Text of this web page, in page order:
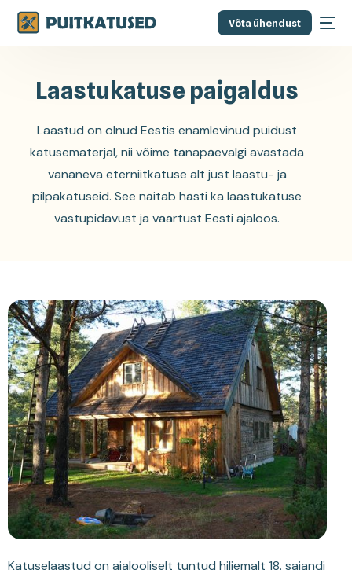
Võta ühendust
Laastukatuse paigaldus
Laastud on olnud Eestis enamlevinud puidust
katusematerjal, nii võime tänapäevalgi avastada
vananeva eterniitkatuse alt just laastu- ja
pilpakatuseid.See näitab hästi ka laastukatuse
vastupidavust ja väärtust Eesti ajaloos.
Katuselaastud on ajalooliselt tuntud hiljemalt 18. sajandi